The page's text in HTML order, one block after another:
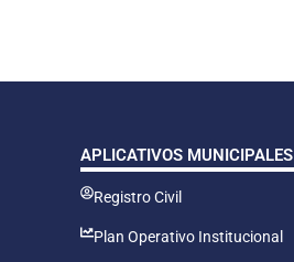
APLICATIVOS MUNICIPALES
Registro Civil
Plan Operativo Institucional